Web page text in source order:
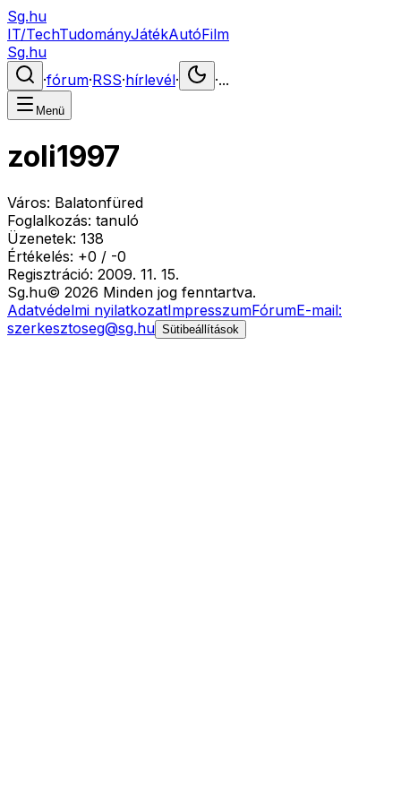
Sg.hu
IT/TechTudományJátékAutóFilm
Sg.hu
·fórum·RSS·hírlevél· ·...
Menü
zoli1997
Város: Balatonfüred
Foglalkozás: tanuló
Üzenetek: 138
Értékelés: +0 / -0
Regisztráció: 2009. 11. 15.
Sg.hu© 2026 Minden jog fenntartva.
Adatvédelmi nyilatkozatImpresszumFórumE-mail:
szerkesztoseg@sg.hu Sütibeállítások